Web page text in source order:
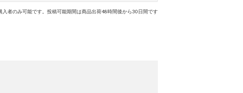
者のみ可能です。投稿可能期間は商品出荷48時間後から30日間です